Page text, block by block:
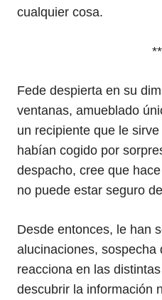
cualquier cosa.
Fede despierta en su
ventanas, amueblado
un recipiente que le
habían cogido por
despacho, cree que
no puede estar seguro
Desde entonces, le han
alucinaciones, sospecha
reacciona en las
descubrir la información